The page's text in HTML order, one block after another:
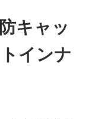
キャッ
インナ